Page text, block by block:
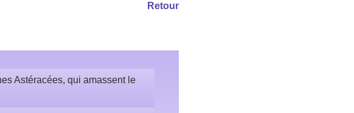
Retour
Astéracées, qui amassent le